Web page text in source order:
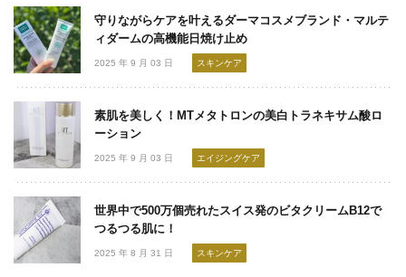
守りながらケアを叶えるダーマコスメブランド・マルテ
ィダームの高機能日焼け止め
2025 年 9 月 03 日 スキンケア
素肌を美しく！MTメタトロンの美白トラネキサム酸ロ
ーション
2025 年 9 月 03 日 エイジングケア
世界中で500万個売れたスイス発のビタクリームB12で
つるつる肌に！
2025 年 8 月 31 日 スキンケア